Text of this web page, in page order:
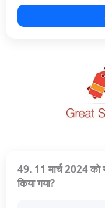
49. 11 मार्च 2024 को
किया गया?